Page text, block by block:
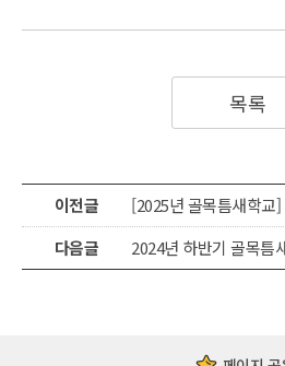
목록
이전글
[2025년 골목틈새학교] 나를 채
다음글
2024년 하반기 골목틈